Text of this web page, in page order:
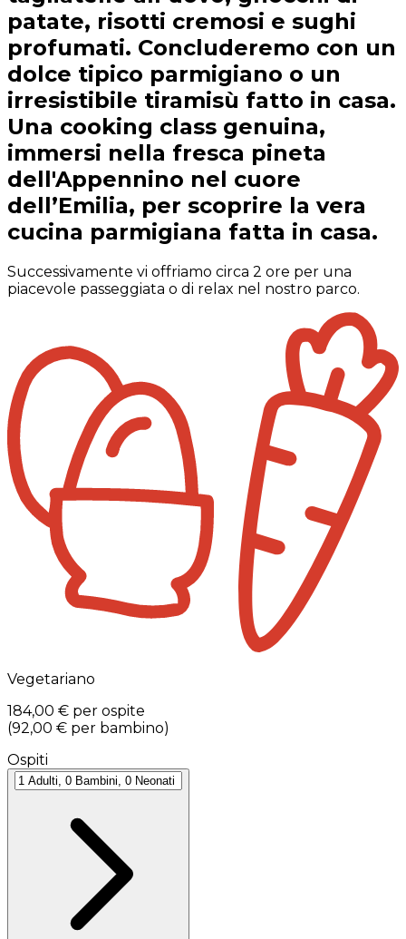
patate, risotti cremosi e sughi
profumati. Concluderemo con un
dolce tipico parmigiano o un
irresistibile tiramisù fatto in casa.
Una cooking class genuina,
immersi nella fresca pineta
dell'Appennino nel cuore
dell’Emilia, per scoprire la vera
cucina parmigiana fatta in casa.
Successivamente vi offriamo circa 2 ore per una
piacevole passeggiata o di relax nel nostro parco.
Vegetariano
184,00 € per ospite
(92,00 € per bambino)
Ospiti